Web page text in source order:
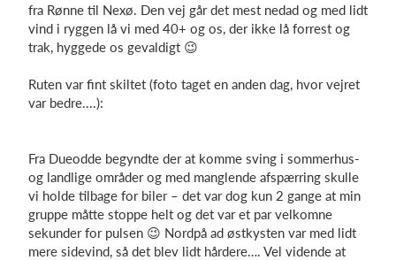
fra Rønne til Nexø. Den vej går det mest nedad og med lidt
vind i ryggen lå vi med 40+ og os, der ikke lå forrest og
trak, hyggede os gevaldigt 😉
Ruten var fint skiltet (foto taget en anden dag, hvor vejret
var bedre....):
Fra Dueodde begyndte der at komme sving i sommerhus-
og landlige områder og med manglende afspærring skulle
vi holde tilbage for biler – det var dog kun 2 gange at min
gruppe måtte stoppe helt og det var et par velkomne
sekunder for pulsen 😉 Nordpå ad østkysten var med lidt
mere sidevind, så det blev lidt hårdere…. Vel vidende at